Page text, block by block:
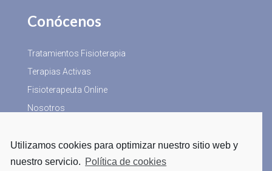
Utilizamos cookies para optimizar nuestro sitio web y
nuestro servicio. Política de cookies
Conócenos
Tratamientos Fisioterapia
Terapias Activas
Fisioterapeuta Online
Nosotros
Más Información